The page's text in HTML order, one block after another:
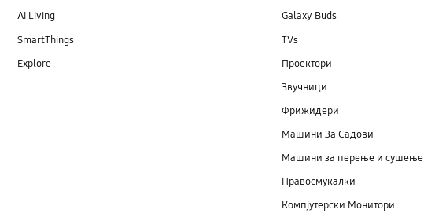
AI Living
SmartThings
Explore
Galaxy Buds
TVs
Проектори
Звучници
Фрижидери
Машини Зa Садови
Машини за перење и сушење
Правосмукалки
Компјутерски Монитори